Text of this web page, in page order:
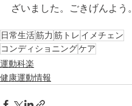
ざいました。ごきげんよう。
日常生活筋力 筋トレ イメチェン
コンディショニングケア
運動科楽
健康運動情報